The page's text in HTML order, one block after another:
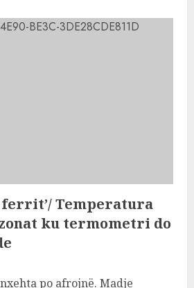
ferrit’/ Temperatura
ku termometri do
po afrojnë. Madje